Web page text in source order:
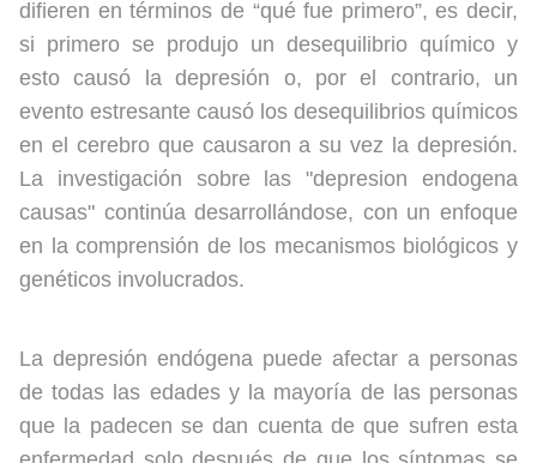
difieren en términos de “qué fue primero”, es decir,
si primero se produjo un desequilibrio químico y
esto causó la depresión o, por el contrario, un
evento estresante causó los desequilibrios químicos
en el cerebro que causaron a su vez la depresión.
La investigación sobre las "depresion endogena
causas" continúa desarrollándose, con un enfoque
en la comprensión de los mecanismos biológicos y
genéticos involucrados.
La depresión endógena puede afectar a personas
de todas las edades y la mayoría de las personas
que la padecen se dan cuenta de que sufren esta